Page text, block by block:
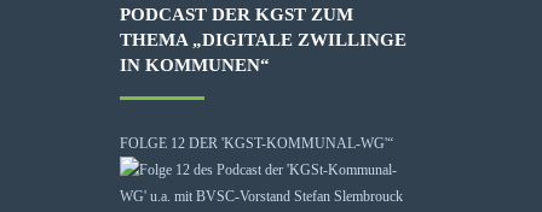
PODCAST DER KGST ZUM
THEMA „DIGITALE ZWILLINGE
IN KOMMUNEN“
FOLGE 12 DER 'KGST-KOMMUNAL-WG'“